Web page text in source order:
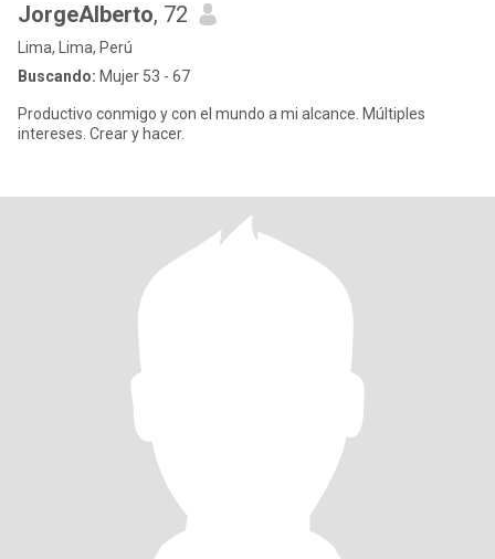
JorgeAlberto, 72
Lima, Lima, Perú
Buscando: Mujer 53 - 67
Productivo conmigo y con el mundo a mi alcance. Múltiples
intereses. Crear y hacer.